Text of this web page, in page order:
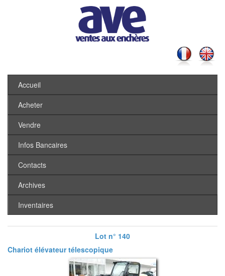
Accueil
Acheter
Vendre
Infos Bancaires
Contacts
Archives
Inventaires
Lot n° 140
Chariot élévateur télescopique